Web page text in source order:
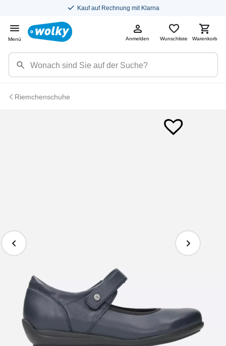
Kauf auf Rechnung mit Klarna
Menü Anmelden Wunschliste Warenkorb
Riemchenschuhe